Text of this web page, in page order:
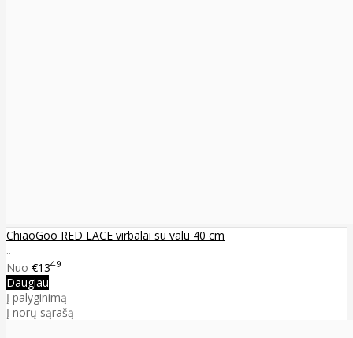
ChiaoGoo RED LACE virbalai su valu 40 cm
..
Nuo €1349
Daugiau
Į palyginimą
Į norų sąrašą